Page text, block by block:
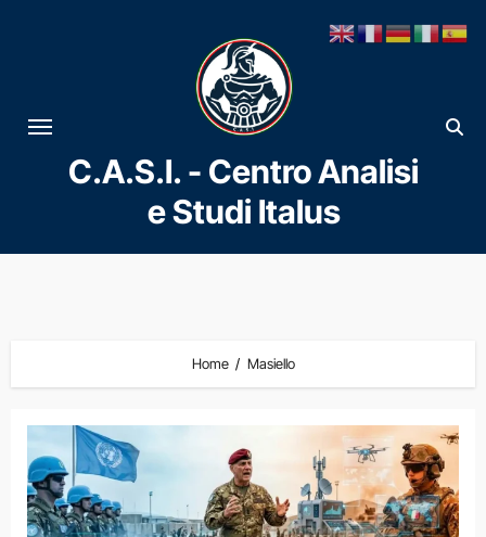
al
contenuto
C.A.S.I. - Centro Analisi
e Studi Italus
Home Masiello